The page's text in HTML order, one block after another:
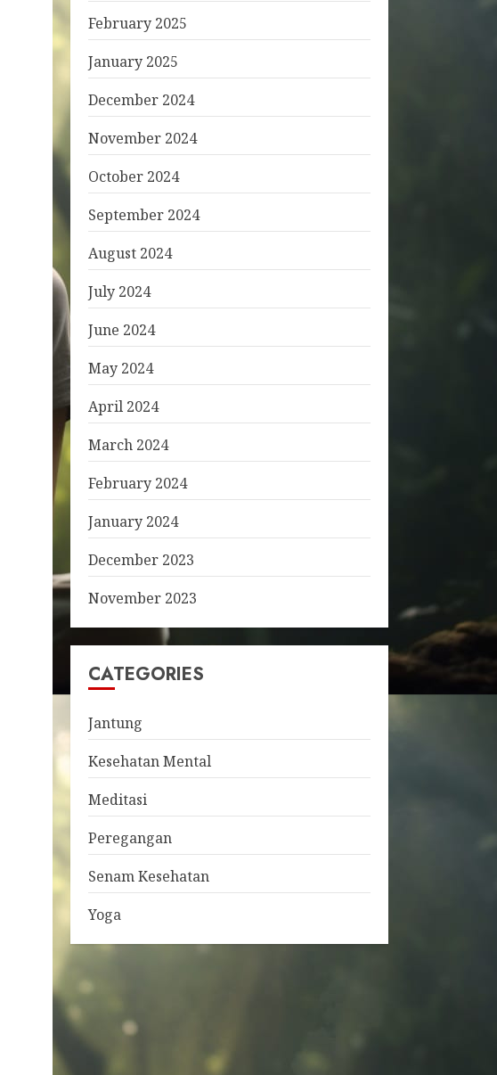
February 2025
January 2025
December 2024
November 2024
October 2024
September 2024
August 2024
July 2024
June 2024
May 2024
April 2024
March 2024
February 2024
January 2024
December 2023
November 2023
CATEGORIES
Jantung
Kesehatan Mental
Meditasi
Peregangan
Senam Kesehatan
Yoga